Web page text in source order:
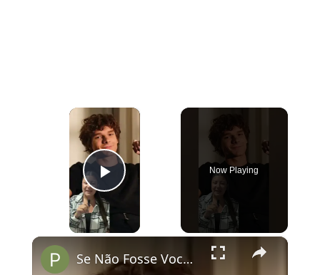
×
Play Video
Now Playing
×
Se Não Fosse Você já está em cartaz nos cinemas!